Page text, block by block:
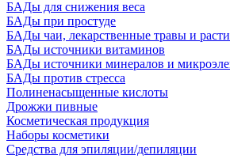
БАДы для снижения веса
БАДы при простуде
БАДы чаи, лекарственные травы и
БАДы источники витаминов
БАДы источники минералов и
БАДы против стресса
Полиненасыщенные кислоты
Дрожжи пивные
Косметическая продукция
Наборы косметики
Средства для эпиляции/депиляции